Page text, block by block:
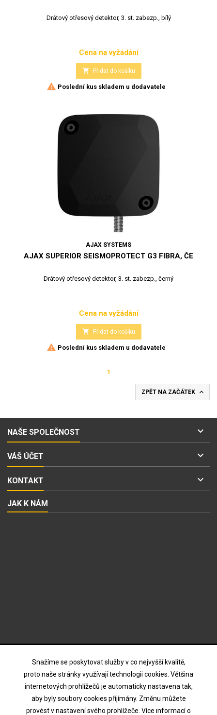
Snažíme se poskytovat služby v co nejvyšší kvalitě,
proto naše stránky využívají technologii cookies. Většina
internetových prohlížečů je automaticky nastavena tak,
aby byly soubory cookies příjímány. Změnu můžete
provést v nastavení svého prohlížeče. Více informací o
Drátový otřesový detektor, 3. st. zabezp., bílý
Cena
Cena na vyžádání
 Přidat do košíku
 Poslední kus skladem u dodavatele
AJAX SYSTEMS
AJAX SUPERIOR SEISMOPROTECT G3 FIBRA, ČE
Drátový otřesový detektor, 3. st. zabezp., černý
Cena
Cena na vyžádání
 Přidat do košíku
 Poslední kus skladem u dodavatele
1
ZPĚT NA ZAČÁTEK 
NAŠE SPOLEČNOST 
VÁŠ ÚČET 
KONTAKT 
JAK K NÁM
Souhlasím s podmínkami a zásadami ochrany osobních
údajů